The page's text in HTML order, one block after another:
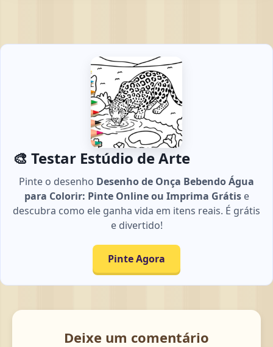
🎨 Testar Estúdio de Arte
Pinte o desenho Desenho de Onça Bebendo Água
para Colorir: Pinte Online ou Imprima Grátise
descubra como ele ganha vida em itens reais. É grátis
e divertido!
Pinte Agora
Deixe um comentário